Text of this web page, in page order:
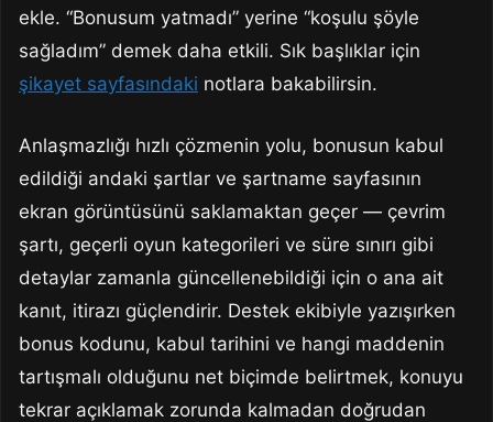
ekle. “Bonusum yatmadı” yerine “koşulu şöyle
sağladım” demek daha etkili. Sık başlıklar için
şikayet sayfasındaki notlara bakabilirsin.
Anlaşmazlığı hızlı çözmenin yolu, bonusun kabul
edildiği andaki şartlar ve şartname sayfasının
ekran görüntüsünü saklamaktan geçer — çevrim
şartı, geçerli oyun kategorileri ve süre sınırı gibi
detaylar zamanla güncellenebildiği için o ana ait
kanıt, itirazı güçlendirir. Destek ekibiyle yazışırken
bonus kodunu, kabul tarihini ve hangi maddenin
tartışmalı olduğunu net biçimde belirtmek, konuyu
tekrar açıklamak zorunda kalmadan doğrudan